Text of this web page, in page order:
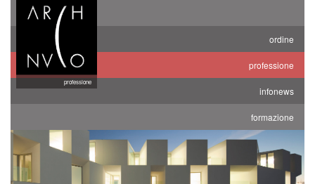
ordine
professione
infonews
formazione
professione